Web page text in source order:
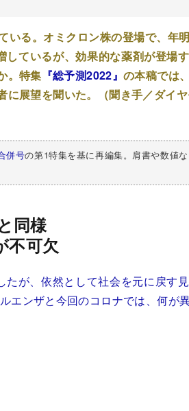
いる。オミクロン株の登場で、年
ているが、効果的な薬剤が登場
。特集 『総予測2022』の本稿では
展望を聞いた。（聞き手／ダイ
併号の第1特集を基に再編集。肩書や数値
同様
不可欠
が、依然として社会を元に戻す
エンザと今回のコロナでは、何が